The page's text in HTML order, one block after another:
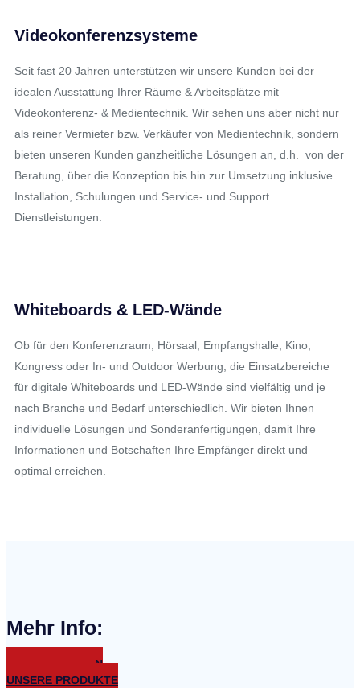
Videokonferenzsysteme
Seit fast 20 Jahren unterstützen wir unsere Kunden bei der
idealen Ausstattung Ihrer Räume & Arbeitsplätze mit
Videokonferenz- & Medientechnik. Wir sehen uns aber nicht nur
als reiner Vermieter bzw. Verkäufer von Medientechnik, sondern
bieten unseren Kunden ganzheitliche Lösungen an, d.h. von der
Beratung, über die Konzeption bis hin zur Umsetzung inklusive
Installation, Schulungen und Service- und Support
Dienstleistungen.
Whiteboards & LED-Wände
Ob für den Konferenzraum, Hörsaal, Empfangshalle, Kino,
Kongress oder In- und Outdoor Werbung, die Einsatzbereiche
für digitale Whiteboards und LED-Wände sind vielfältig und je
nach Branche und Bedarf unterschiedlich. Wir bieten Ihnen
individuelle Lösungen und Sonderanfertigungen, damit Ihre
Informationen und Botschaften Ihre Empfänger direkt und
optimal erreichen.
Mehr Info:
UNSERE KUNDEN
UNSERE PRODUKTE